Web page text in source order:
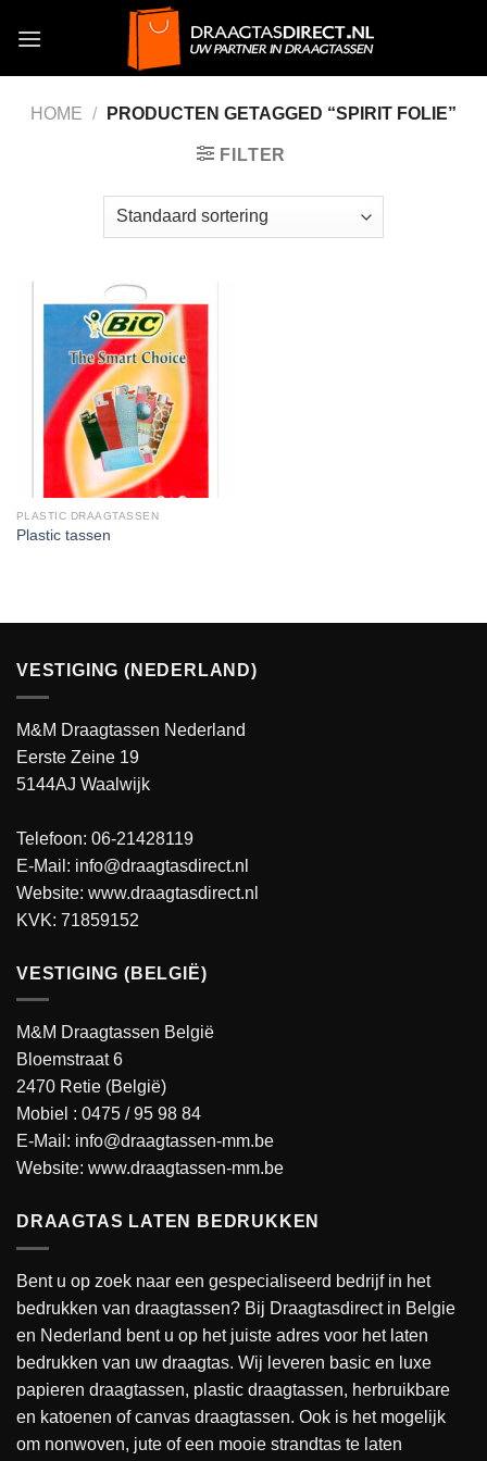
HOME / PRODUCTEN GETAGGED “SPIRIT FOLIE”
FILTER
PLASTIC DRAAGTASSEN
Plastic tassen
VESTIGING (NEDERLAND)
M&M Draagtassen Nederland
Eerste Zeine 19
5144AJ Waalwijk
Telefoon: 06-21428119
E-Mail: info@draagtasdirect.nl
Website: www.draagtasdirect.nl
KVK: 71859152
VESTIGING (BELGIË)
M&M Draagtassen België
Bloemstraat 6
2470 Retie (België)
Mobiel : 0475 / 95 98 84
E-Mail: info@draagtassen-mm.be
Website: www.draagtassen-mm.be
DRAAGTAS LATEN BEDRUKKEN
Bent u op zoek naar een gespecialiseerd bedrijf in het
bedrukken van draagtassen? Bij Draagtasdirect in Belgie
en Nederland bent u op het juiste adres voor het laten
bedrukken van uw draagtas. Wij leveren basic en luxe
papieren draagtassen, plastic draagtassen, herbruikbare
en katoenen of canvas draagtassen. Ook is het mogelijk
om nonwoven, jute of een mooie strandtas te laten